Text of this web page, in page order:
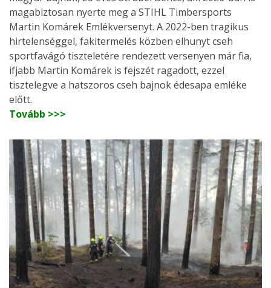
magabiztosan nyerte meg a STIHL Timbersports
Martin Komárek Emlékversenyt. A 2022-ben tragikus
hirtelenséggel, fakitermelés közben elhunyt cseh
sportfavágó tiszteletére rendezett versenyen már fia,
ifjabb Martin Komárek is fejszét ragadott, ezzel
tisztelegve a hatszoros cseh bajnok édesapa emléke
előtt.
Tovább >>>